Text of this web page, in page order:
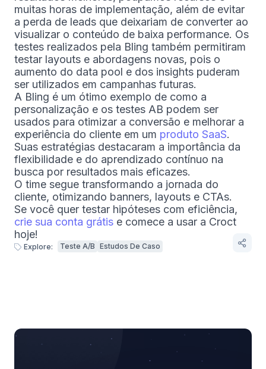
muitas horas de implementação, além de evitar
a perda de leads que deixariam de converter ao
visualizar o conteúdo de baixa performance. Os
testes realizados pela Bling também permitiram
testar layouts e abordagens novas, pois o
aumento do data pool e dos insights puderam
ser utilizados em campanhas futuras.
A Bling é um ótimo exemplo de como a
personalização e os testes AB podem ser
usados para otimizar a conversão e melhorar a
experiência do cliente em um produto SaaS.
Suas estratégias destacaram a importância da
flexibilidade e do aprendizado contínuo na
busca por resultados mais eficazes.
O time segue transformando a jornada do
cliente, otimizando banners, layouts e CTAs.
Se você quer testar hipóteses com eficiência,
crie sua conta grátis e comece a usar a Croct
hoje!
Explore: Teste A/B Estudos De Caso